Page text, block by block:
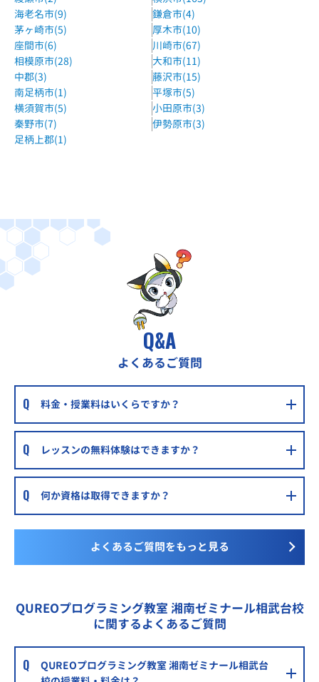
海老名市(9)
鎌倉市(4)
茅ヶ崎市(5)
厚木市(10)
座間市(6)
川崎市(67)
相模原市(28)
大和市(11)
中郡(3)
藤沢市(15)
南足柄市(1)
平塚市(5)
横須賀市(5)
小田原市(3)
秦野市(7)
伊勢原市(3)
足柄上郡(1)
Q&A
よくあるご質問
料金・授業料はいくらですか？
レッスンの無料体験はできますか？
何か資格は取得できますか？
よくあるご質問をもっと見る
QUREOプログラミング教室 湘南ゼミナール相武台校
に関するよくあるご質問
QUREOプログラミング教室 湘南ゼミナール相武台